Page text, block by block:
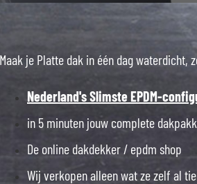
Maak je Platte dak in één dag
Nederland's Slimste EPDM-
in 5 minuten jouw complete
De online dakdekker / epdm shop
Wij verkopen alleen wat ze zelf al